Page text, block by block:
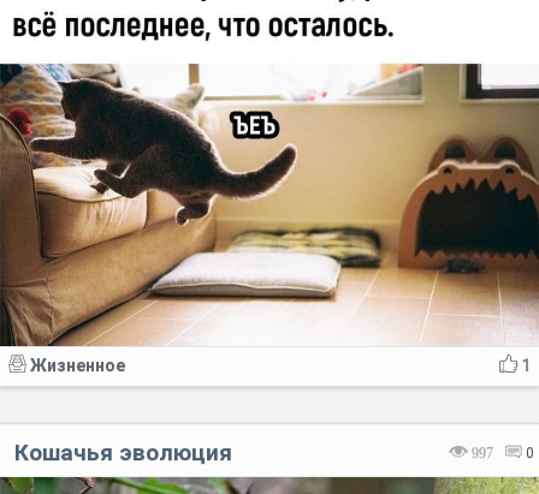
1
Жизненное
997 0
Кошачья эволюция